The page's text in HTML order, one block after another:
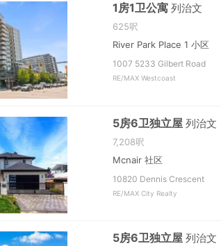
1房1卫公寓列治文
625呎
River Park Place 1 小区
1007 5233 Gilbert Road
RE/MAX Westcoast
5房6卫独立屋列治文
7,208呎
Mcnair 社区
10820 Dennis Crescent
RE/MAX City Realty
5房6卫独立屋列治文